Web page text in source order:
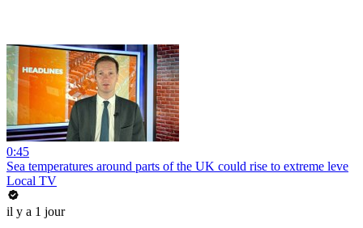
0:45
Sea temperatures around parts of the UK could rise to extreme leve
Local TV
il y a 1 jour